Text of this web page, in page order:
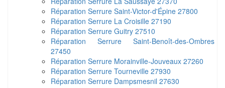
Réparation Serrure Saint-Victor-d'Épine 27800
Réparation Serrure La Croisille 27190
Réparation Serrure Guitry 27510
Réparation Serrure Saint-Benoît-des-Ombres
27450
Réparation Serrure Morainville-Jouveaux 27260
Réparation Serrure Tourneville 27930
Réparation Serrure Dampsmesnil 27630